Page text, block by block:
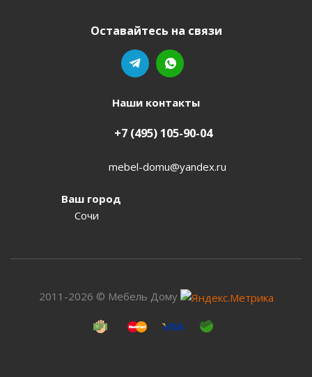
Оставайтесь на связи
Наши контакты
+7 (495) 105-90-04
mebel-domu@yandex.ru
Ваш город
Сочи
2011-2026 © Мебель Дому